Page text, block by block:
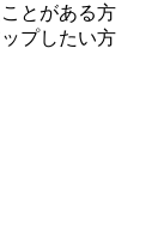
とがある方
プしたい方